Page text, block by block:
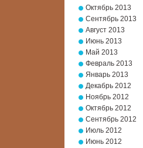
Октябрь 2013
Сентябрь 2013
Август 2013
Июнь 2013
Май 2013
Февраль 2013
Январь 2013
Декабрь 2012
Ноябрь 2012
Октябрь 2012
Сентябрь 2012
Июль 2012
Июнь 2012